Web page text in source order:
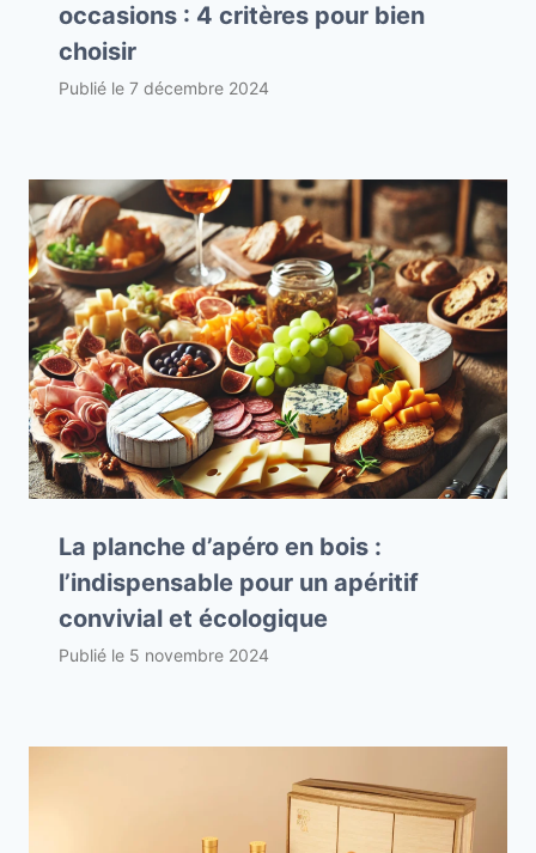
occasions : 4 critères pour bien
choisir
Publié le 7 décembre 2024
La planche d’apéro en bois :
l’indispensable pour un apéritif
convivial et écologique
Publié le 5 novembre 2024